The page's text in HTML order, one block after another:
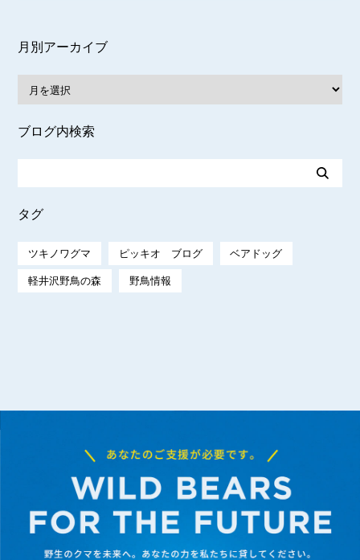
月別アーカイブ
ブログ内検索
タグ
ツキノワグマ ピッキオ ブログ ベアドッグ
軽井沢野鳥の森 野鳥情報